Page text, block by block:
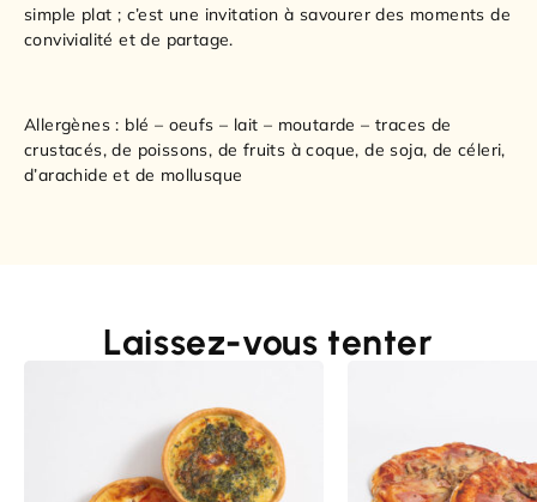
simple plat ; c’est une invitation à savourer des moments de
convivialité et de partage.
Allergènes : blé – oeufs – lait – moutarde – traces de
crustacés, de poissons, de fruits à coque, de soja, de céleri,
d’arachide et de mollusque
Laissez-vous tenter